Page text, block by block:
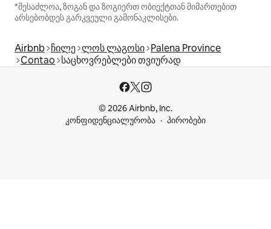
*შესაძლოა, ზოგან და ზოგიერთ ობიექტთან მიმართებით
არსებობდეს გარკვეული გამონაკლისები.
Airbnb ჩილე ლოს ლაგოსი Palena Province
Contao საცხოვრებლები თვიურად
© 2026 Airbnb, Inc.
კონფიდენციალურობა
პირობები